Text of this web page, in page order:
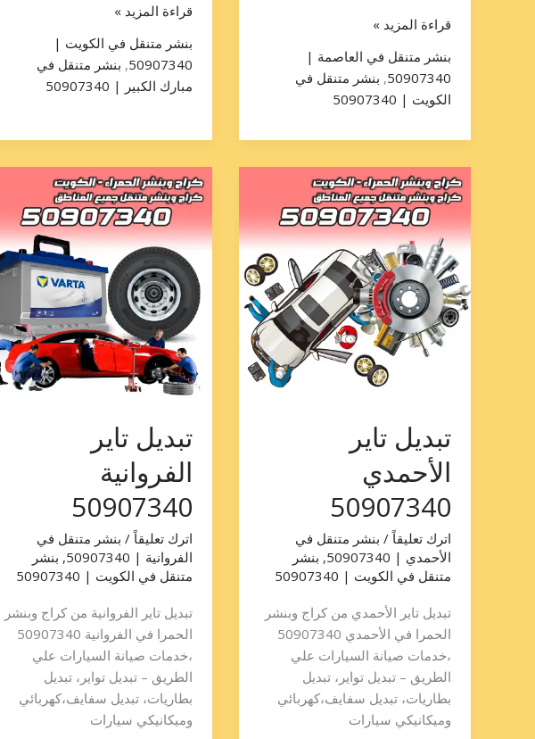
قراءة المزيد »
بنشر متنقل في العاصمة |
50907340
, بنشر متنقل في
الكويت | 50907340
قراءة المزيد »
بنشر متنقل في الكويت |
50907340
, بنشر متنقل في
مبارك الكبير | 50907340
تبديل تاير
الأحمدي
50907340
اترك تعليقاً / بنشر متنقل في
الأحمدي | 50907340
, بنشر
متنقل في الكويت | 50907340
تبديل تاير الأحمدي من كراج وبنشر
الحمرا في الأحمدي 50907340
،خدمات صيانة السيارات علي
الطريق – تبديل تواير، تبديل
بطاريات، تبديل سفايف،كهربائي
وميكانيكي سيارات
تبديل
تاير
الأحمدي
50907340
تبديل تاير
الفروانية
50907340
اترك تعليقاً / بنشر متنقل في
الفروانية | 50907340
, بنشر
متنقل في الكويت | 50907340
تبديل تاير الفروانية من كراج وبنشر
الحمرا في الفروانية 50907340
،خدمات صيانة السيارات علي
الطريق – تبديل تواير، تبديل
بطاريات، تبديل سفايف،كهربائي
وميكانيكي سيارات
تبديل
تاير
الفروانية
50907340